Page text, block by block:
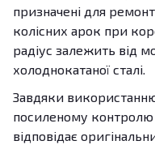
призначені для
колісних арок при
радіус залежить від
холоднокатаної сталі.
Завдяки
посиленому контролю
відповідає